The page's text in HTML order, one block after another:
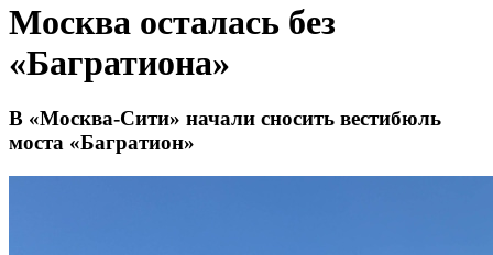
Москва осталась без
«Багратиона»
В «Москва-Сити» начали сносить вестибюль
моста «Багратион»